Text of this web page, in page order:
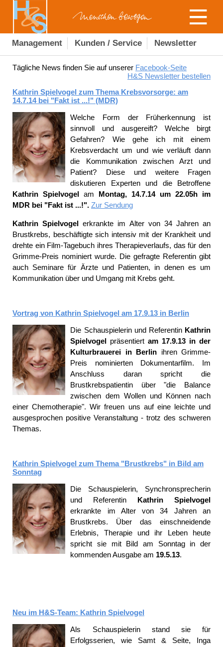
Management Kunden / Service Newsletter
Tägliche News finden Sie auf unserer Facebook-Seite
H&S Newsletter bestellen
Kathrin Spielvogel zum Thema Krebsvorsorge: am
14.7.14 bei "Fakt ist ...!" (MDR)
Welche Form der Früherkennung ist
sinnvoll und ausgereift? Welche birgt
Gefahren? Wie gehe ich mit einem
Krebsverdacht um und wie verläuft dann
die Kommunikation zwischen Arzt und
Patient? Diese und weitere Fragen
diskutieren Experten und die Betroffene
Kathrin Spielvogel am Montag, 14.7.14 um 22.05h im
MDR bei "Fakt ist ...!". Zur Sendung
Kathrin Spielvogel erkrankte im Alter von 34 Jahren an
Brustkrebs, beschäftigte sich intensiv mit der Krankheit und
drehte ein Film-Tagebuch ihres Therapieverlaufs, das für den
Grimme-Preis nominiert wurde. Die gefragte Referentin gibt
auch Seminare für Ärzte und Patienten, in denen es um
Kommunikation über und Umgang mit Krebs geht.
Vortrag von Kathrin Spielvogel am 17.9.13 in Berlin
Die Schauspielerin und Referentin Kathrin
Spielvogel präsentiertam 17.9.13 in der
Kulturbrauerei in Berlin ihren Grimme-
Preis nominierten Dokumentarfilm. Im
Anschluss daran spricht die
Brustkrebspatientin über "die Balance
zwischen dem Wollen und Können nach
einer Chemotherapie". Wir freuen uns auf eine leichte und
ausgesprochen positive Veranstaltung - trotz des schweren
Themas.
Kathrin Spielvogel zum Thema "Brustkrebs" in Bild am
Sonntag
Die Schauspielerin, Synchronsprecherin
und Referentin Kathrin Spielvogel
erkrankte im Alter von 34 Jahren an
Brustkrebs. Über das einschneidende
Erlebnis, Therapie und ihr Leben heute
spricht sie mit Bild am Sonntag in der
kommenden Ausgabe am 19.5.13.
Neu im H&S-Team: Kathrin Spielvogel
Als Schauspielerin stand sie für
Erfolgsserien, wie Samt & Seite, Inga